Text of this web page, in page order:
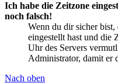
Ich habe die Zeitzone
noch falsch!
Wenn du dir sicher
eingestellt hast und die
Uhr des Servers
Administrator, damit er
Nach oben